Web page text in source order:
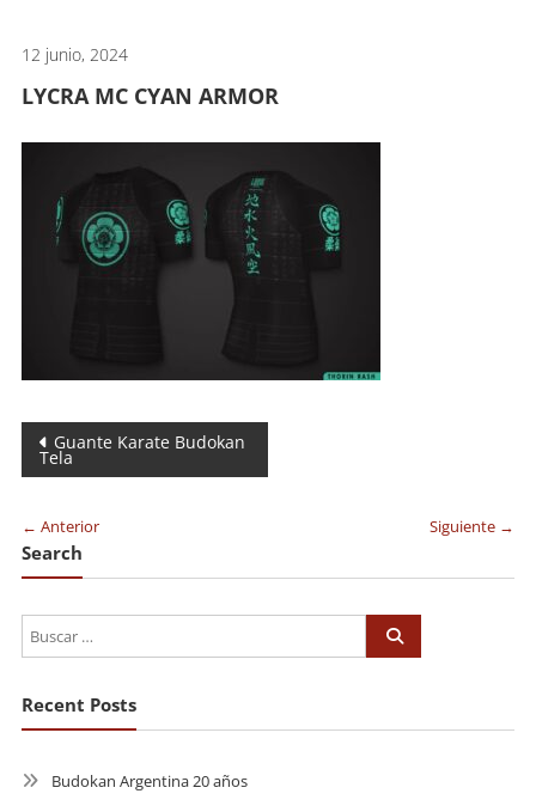
12 junio, 2024
LYCRA MC CYAN ARMOR
Navegación
de
entradas
Guante Karate Budokan
Tela
← Anterior Siguiente →
Search
Recent Posts
Budokan Argentina 20 años